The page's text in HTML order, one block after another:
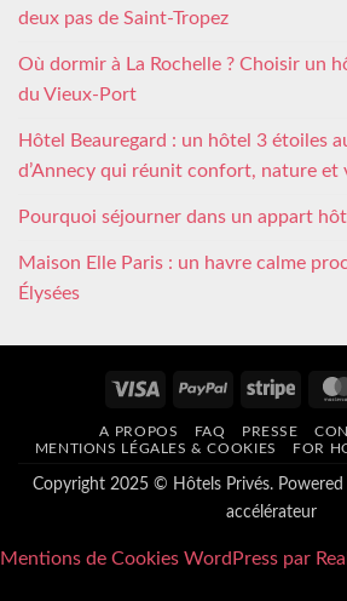
deux pas de Saint-Tropez
Où dormir à La Rochelle ? Choisir un
du Vieux-Port
Hôtel Beauregard : un hôtel 3 étoiles
d’Annecy qui réunit confort, nature et
Pourquoi séjourner dans un appart
Maison Elle Paris : un havre calme
Élysées
Visa PayPal Stripe
A PROPOS FAQ PRESSE
MENTIONS LÉGALES & COOKIES
FOR
Copyright 2025 © Hôtels Privés. Powered
accélérateur
Mentions de Cookies WordPress par